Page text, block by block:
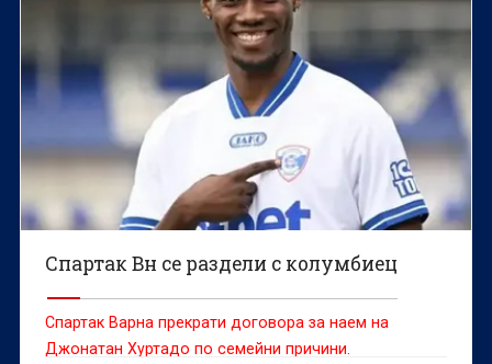
Спартак Вн се раздели с колумбиец
Спартак Варна прекрати договора за наем на
Джонатан Хуртадо по семейни причини.